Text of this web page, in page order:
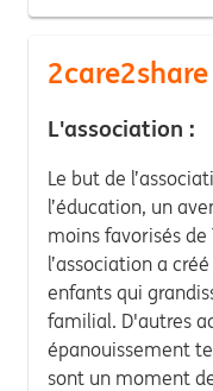
2care2share
L'association :
Le but de
l’éducation, un
moins favorisés
l’association a
enfants qui
familial. D'autres
épanouissement
sont un moment